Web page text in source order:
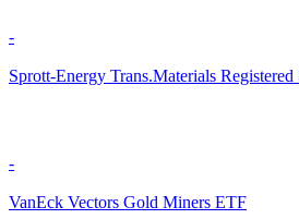
-
Sprott-Energy Trans.Materials Registered
-
VanEck Vectors Gold Miners ETF